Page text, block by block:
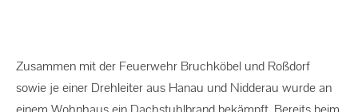
Zusammen mit der Feuerwehr Bruchköbel und Roßdorf
sowie je einer Drehleiter aus Hanau und Nidderau wurde an